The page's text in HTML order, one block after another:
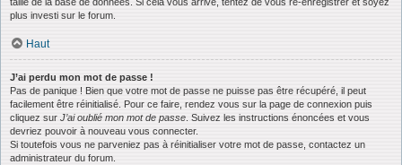
plus investi sur le forum.
Haut
J’ai perdu mon mot de passe !
Pas de panique ! Bien que votre mot de passe ne puisse pas être récupéré, il peut
facilement être réinitialisé. Pour ce faire, rendez vous sur la page de connexion puis
cliquez sur J’ai oublié mon mot de passe . Suivez les instructions énoncées et vous
devriez pouvoir à nouveau vous connecter.
Si toutefois vous ne parveniez pas à réinitialiser votre mot de passe, contactez un
administrateur du forum.